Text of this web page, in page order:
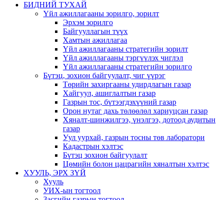
БИДНИЙ ТУХАЙ
Үйл ажиллагааны зорилго, зорилт
Эрхэм зорилго
Байгууллагын түүх
Хамтын ажиллагаа
Үйл ажиллагааны стратегийн зорилт
Үйл ажиллагааны тэргүүлэх чиглэл
Үйл ажиллагааны стратегийн зорилго
Бүтэц, зохион байгуулалт, чиг үүрэг
Төрийн захиргааны удирдлагын газар
Хайгуул, ашиглалтын газар
Газрын тос, бүтээгдэхүүний газар
Орон нутаг дахь төлөөлөл хариуцсан газар
Хяналт-шинжилгээ, үнэлгээ, дотоод аудитын
газар
Уул уурхай, газрын тосны төв лаборатори
Кадастрын хэлтэс
Бүтэц зохион байгуулалт
Цөмийн болон цацрагийн хяналтын хэлтэс
ХУУЛЬ, ЭРХ ЗҮЙ
Хууль
УИХ-ын тогтоол